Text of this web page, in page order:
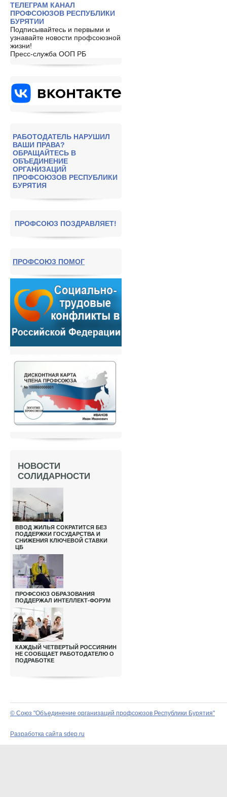
ТЕЛЕГРАМ КАНАЛ
ПРОФСОЮЗОВ РЕСПУБЛИКИ
БУРЯТИИ
Подписывайтесь и первыми и
узнавайте новости профсоюзной
жизни!
Пресс-служба ООП РБ
РАБОТОДАТЕЛЬ НАРУШИЛ
ВАШИ ПРАВА?
ОБРАЩАЙТЕСЬ В
ОБЪЕДИНЕНИЕ
ОРГАНИЗАЦИЙ
ПРОФСОЮЗОВ РЕСПУБЛИКИ
БУРЯТИЯ
ПРОФСОЮЗ ПОЗДРАВЛЯЕТ!
ПРОФСОЮЗ ПОМОГ
НОВОСТИ
СОЛИДАРНОСТИ
ВВОД ЖИЛЬЯ СОКРАТИТСЯ БЕЗ
ПОДДЕРЖКИ ГОСУДАРСТВА И
СНИЖЕНИЯ КЛЮЧЕВОЙ СТАВКИ
ЦБ
ПРОФСОЮЗ ОБРАЗОВАНИЯ
ПОДДЕРЖАЛ ИНТЕЛЛЕКТ-ФОРУМ
КАЖДЫЙ ЧЕТВЕРТЫЙ РОССИЯНИН
НЕ СООБЩАЕТ РАБОТОДАТЕЛЮ О
ПОДРАБОТКЕ
© Союз "Объединение организаций профсоюзов Республики Бурятия"
Разработка сайта sdep.ru